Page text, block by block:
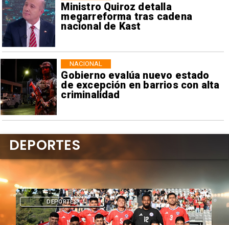
Ministro Quiroz detalla
megarreforma tras cadena
nacional de Kast
Gobierno evalúa nuevo estado
de excepción en barrios con alta
criminalidad
NACIONAL
DEPORTES
DEPORTES